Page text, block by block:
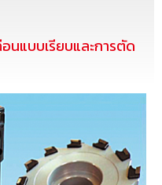
นแบบเรียบและการตัด